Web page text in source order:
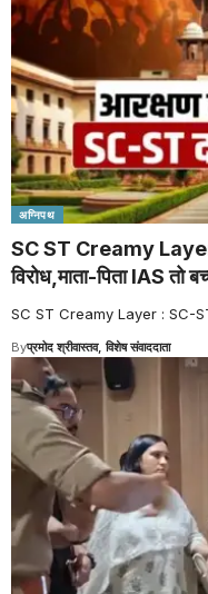
अग्निपथ
SC ST Creamy Layer
विरोध,माता-पिता IAS तो
SC ST Creamy Layer : SC-ST
Byप्रमोद श्रीवास्तव, विशेष संवाददाता